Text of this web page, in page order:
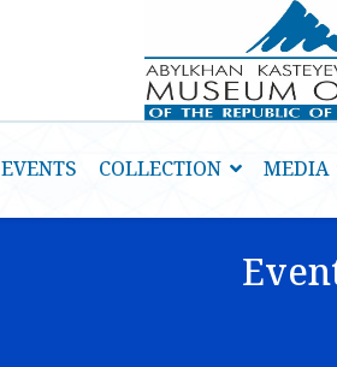
EVENTS COLLECTION MEDIA